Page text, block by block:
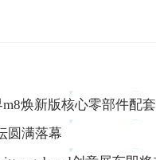
焕新版核心零部件配
圆满落幕